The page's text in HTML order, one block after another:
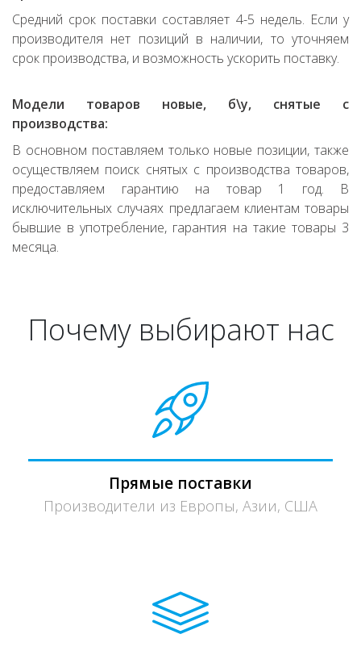
Средний срок поставки составляет 4-5 недель. Если у
производителя нет позиций в наличии, то уточняем
срок производства, и возможность ускорить поставку.
Модели товаров новые, б\у, снятые с
производства:
В основном поставляем только новые позиции, также
осуществляем поиск снятых с производства товаров,
предоставляем гарантию на товар 1 год. В
исключительных случаях предлагаем клиентам товары
бывшие в употребление, гарантия на такие товары 3
месяца.
Почему выбирают нас
Прямые поставки
Производители из Европы, Азии, США